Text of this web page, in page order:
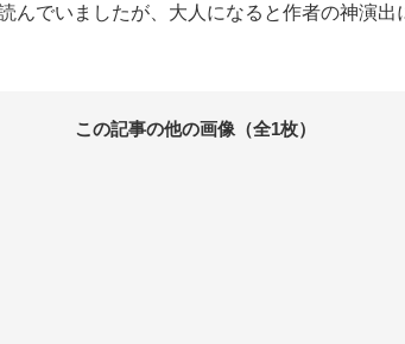
んでいましたが、大人になると作者の神演出
この記事の他の画像（全1枚）